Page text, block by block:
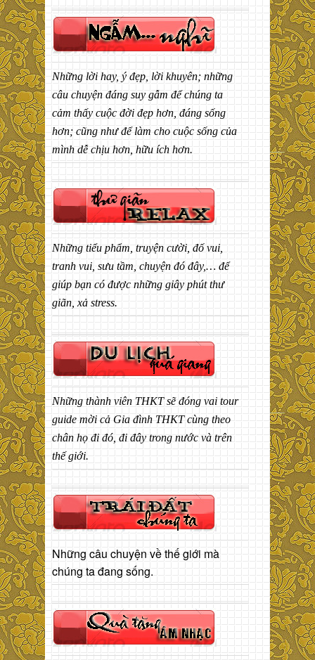
Những lời hay, ý đẹp, lời khuyên; những
câu chuyện đáng suy gẫm để chúng ta
cảm thấy cuộc đời đẹp hơn, đáng sống
hơn; cũng như để làm cho cuộc sống của
mình dễ chịu hơn, hữu ích hơn.
Những tiểu phẩm, truyện cười, đố vui,
tranh vui, sưu tầm, chuyện đó đây,… để
giúp bạn có được những giây phút thư
giãn, xả stress.
Những thành viên THKT sẽ đóng vai tour
guide mời cả Gia đình THKT cùng theo
chân họ đi đó, đi đây trong nước và trên
thế giới.
Những câu chuyện về thế giới mà
chúng ta đang sống.